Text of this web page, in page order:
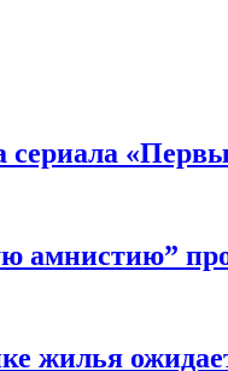
сериала
амнистию”
жилья